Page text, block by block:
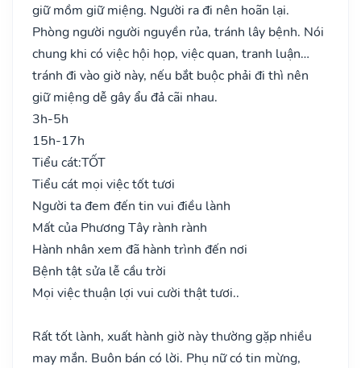
giữ mồm giữ miệng. Người ra đi nên hoãn lại.
Phòng người người nguyền rủa, tránh lây bệnh. Nói
chung khi có việc hội họp, việc quan, tranh luận…
tránh đi vào giờ này, nếu bắt buộc phải đi thì nên
giữ miệng dễ gây ẩu đả cãi nhau.
3h-5h
15h-17h
Tiểu cát:TỐT
Tiểu cát mọi việc tốt tươi
Người ta đem đến tin vui điều lành
Mất của Phương Tây rành rành
Hành nhân xem đã hành trình đến nơi
Bệnh tật sửa lễ cầu trời
Mọi việc thuận lợi vui cười thật tươi..
Rất tốt lành, xuất hành giờ này thường gặp nhiều
may mắn. Buôn bán có lời. Phụ nữ có tin mừng,